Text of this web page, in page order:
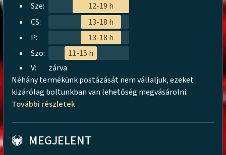
Sze:
12-19 h
CS:
13-18 h
P:
13-18 h
Szo:
11-15 h
V:
zárva
Néhány termékünk postázását nem vállaljuk, ezeket
kizárólag boltunkban van lehetőség megvásárolni.
További részletek
MEGJELENT